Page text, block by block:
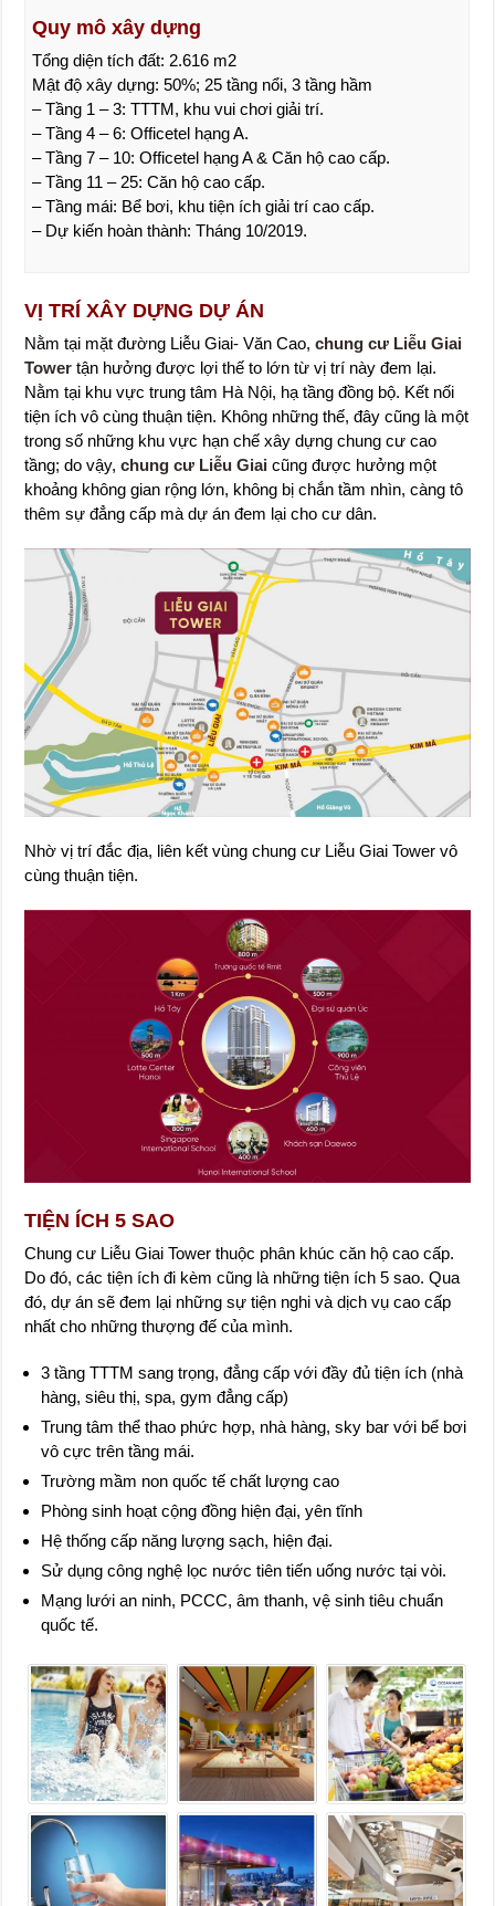
Quy mô xây dựng
Tổng diện tích đất: 2.616 m2
Mật độ xây dựng: 50%; 25 tầng nổi, 3 tầng hầm
– Tầng 1 – 3: TTTM, khu vui chơi giải trí.
– Tầng 4 – 6: Officetel hạng A.
– Tầng 7 – 10: Officetel hạng A & Căn hộ cao cấp.
– Tầng 11 – 25: Căn hộ cao cấp.
– Tầng mái: Bể bơi, khu tiện ích giải trí cao cấp.
– Dự kiến hoàn thành: Tháng 10/2019.
VỊ TRÍ XÂY DỰNG DỰ ÁN
Nằm tại mặt đường Liễu Giai- Văn Cao,chung cư Liễu Giai
Tower tận hưởng được lợi thế to lớn từ vị trí này đem lại.
Nằm tại khu vực trung tâm Hà Nội, hạ tầng đồng bộ. Kết nối
tiện ích vô cùng thuận tiện. Không những thế, đây cũng là một
trong số những khu vực hạn chế xây dựng chung cư cao
tầng; do vậy,chung cư Liễu Giai cũng được hưởng một
khoảng không gian rộng lớn, không bị chắn tầm nhìn, càng tô
thêm sự đẳng cấp mà dự án đem lại cho cư dân.
Nhờ vị trí đắc địa, liên kết vùng chung cư Liễu Giai Tower vô
cùng thuận tiện.
TIỆN ÍCH 5 SAO
Chung cư Liễu Giai Tower thuộc phân khúc căn hộ cao cấp.
Do đó, các tiện ích đi kèm cũng là những tiện ích 5 sao. Qua
đó, dự án sẽ đem lại những sự tiện nghi và dịch vụ cao cấp
nhất cho những thượng đế của mình.
3 tầng TTTM sang trọng, đẳng cấp với đầy đủ tiện ích (nhà
hàng, siêu thị, spa, gym đẳng cấp)
Trung tâm thể thao phức hợp, nhà hàng, sky bar với bể bơi
vô cực trên tầng mái.
Trường mầm non quốc tế chất lượng cao
Phòng sinh hoạt cộng đồng hiện đại, yên tĩnh
Hệ thống cấp năng lượng sạch, hiện đại.
Sử dụng công nghệ lọc nước tiên tiến uống nước tại vòi.
Mạng lưới an ninh, PCCC, âm thanh, vệ sinh tiêu chuẩn
quốc tế.